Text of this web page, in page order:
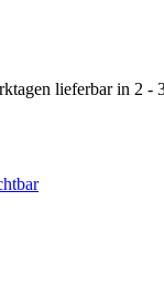
lieferbar in 2 -